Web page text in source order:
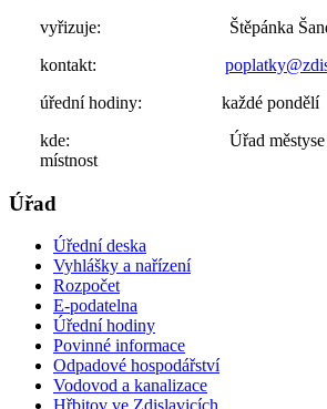
vyřizuje: Štěpánka
kontakt:
úřední hodiny: každé pondělí
kde: Úřad městyse
místnost
Úřad
Úřední deska
Vyhlášky a nařízení
Rozpočet
E-podatelna
Úřední hodiny
Povinné informace
Odpadové hospodářství
Vodovod a kanalizace